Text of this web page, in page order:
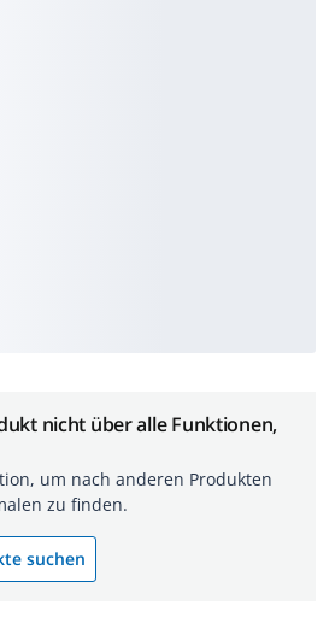
nicht über alle Funktionen,
um nach anderen Produkten
zu finden.
suchen